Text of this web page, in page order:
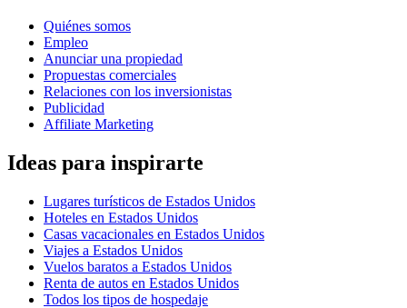
Quiénes somos
Empleo
Anunciar una propiedad
Propuestas comerciales
Relaciones con los inversionistas
Publicidad
Affiliate Marketing
Ideas para inspirarte
Lugares turísticos de Estados Unidos
Hoteles en Estados Unidos
Casas vacacionales en Estados Unidos
Viajes a Estados Unidos
Vuelos baratos a Estados Unidos
Renta de autos en Estados Unidos
Todos los tipos de hospedaje